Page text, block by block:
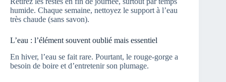
humide. Chaque semaine, nettoyez le support à l’eau
très chaude (sans savon).
L’eau : l’élément souvent oublié mais essentiel
En hiver, l’eau se fait rare. Pourtant, le rouge-gorge a
besoin de boire et d’entretenir son plumage.